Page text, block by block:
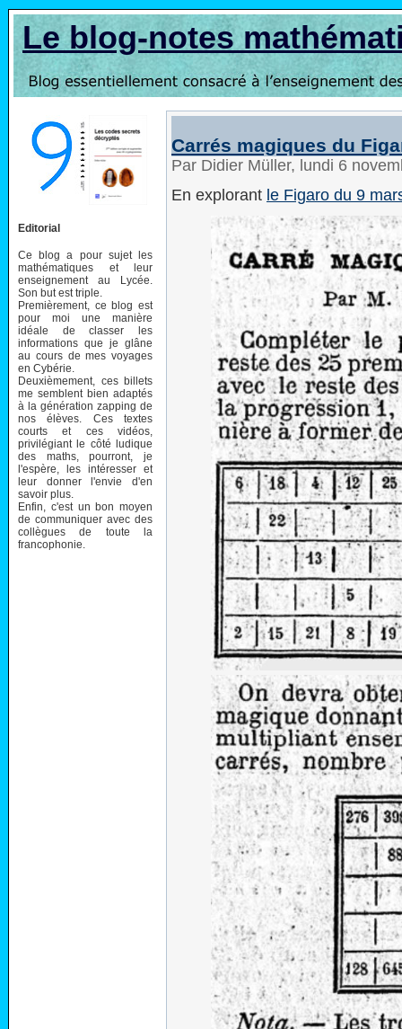
Le blog-notes
Editorial
Ce blog a pour sujet les
mathématiques et leur
enseignement au Lycée.
Son but est triple.
Premièrement, ce blog est
pour moi une manière
idéale de classer les
informations que je glâne
au cours de mes voyages
en Cybérie.
Deuxièmement, ces billets
me semblent bien adaptés
à la génération zapping de
nos élèves. Ces textes
courts et ces vidéos,
privilégiant le côté ludique
des maths, pourront, je
l'espère, les intéresser et
leur donner l'envie d'en
savoir plus.
Enfin, c'est un bon moyen
de communiquer avec des
collègues de toute la
francophonie.
Carrés magiques du
Par Didier Müller, lundi 6
En explorant le Figaro du 9